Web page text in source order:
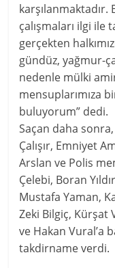
çalışmaları ilgi
gerçekten
gündüz, yağmur-
nedenle mülki
mensuplarımıza
buluyorum” dedi.
Saçan daha
Çalışır, Emniyet
Arslan ve Polis
Çelebi, Boran
Mustafa Yaman,
Zeki Bilgiç, Kürşat
ve Hakan Vural’a
takdirname verdi.